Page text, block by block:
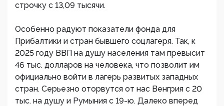
строчку с 13,09 тысячи.
Особенно радуют показатели фонда для
Прибалтики и стран бывшего соцлагеря. Так, к
2025 году ВВП на душу населения там превысит
46 тыс. долларов на человека, что позволит им
официально войти в лагерь развитых западных
стран. Серьезно оторвутся от нас Венгрия с 20
тыс. на душу и Румыния с 19-ю. Далеко вперед